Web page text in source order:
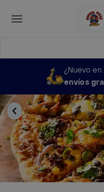
¿Nuevo en
envíos